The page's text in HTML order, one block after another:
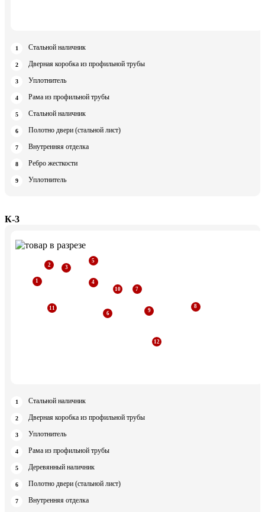
Стальной наличник
Дверная коробка из профильной трубы
Уплотнитель
Рама из профильной трубы
Стальной наличник
Полотно двери (стальной лист)
Внутренняя отделка
Ребро жесткости
Уплотнитель
К-3
Стальной наличник
Дверная коробка из профильной трубы
Уплотнитель
Рама из профильной трубы
Деревянный наличник
Полотно двери (стальной лист)
Внутренняя отделка